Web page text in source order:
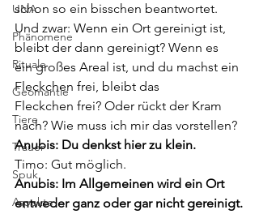
UNA
Phänomene
Rituale
Geomantie
Tiere
Trauer
Spuk
Aspekte
schon so ein bisschen beantwortet.
Und zwar: Wenn ein Ort gereinigt ist,
bleibt der dann gereinigt? Wenn es
ein großes Areal ist, und du machst ein
Fleckchen frei, bleibt das
Fleckchen frei? Oder rückt der Kram
nach? Wie muss ich mir das vorstellen?
Anubis: Du denkst hier zu klein.
Timo: Gut möglich.
Anubis: Im Allgemeinen wird ein Ort
entweder ganz oder gar nicht gereinigt.